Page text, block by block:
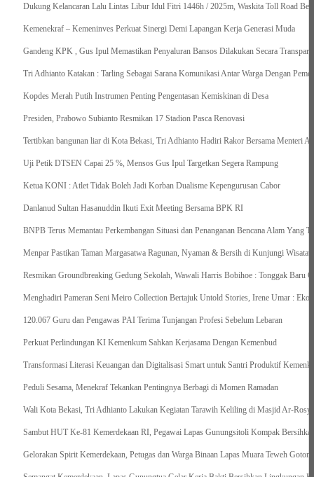
Dukung Kelancaran Lalu Lintas Libur Idul Fitri 1446h / 2025m, Waskita Toll Road
Kemenekraf – Kemeninves Perkuat Sinergi Demi Lapangan Kerja Generasi Muda
Gandeng KPK , Gus Ipul Memastikan Penyaluran Bansos Dilakukan Secara Transparan
Tri Adhianto Katakan : Tarling Sebagai Sarana Komunikasi Antar Warga Dengan
Kopdes Merah Putih Instrumen Penting Pengentasan Kemiskinan di Desa
Presiden, Prabowo Subianto Resmikan 17 Stadion Pasca Renovasi
Tertibkan bangunan liar di Kota Bekasi, Tri Adhianto Hadiri Rakor Bersama Menteri
Uji Petik DTSEN Capai 25 %, Mensos Gus Ipul Targetkan Segera Rampung
Ketua KONI : Atlet Tidak Boleh Jadi Korban Dualisme Kepengurusan Cabor
Danlanud Sultan Hasanuddin Ikuti Exit Meeting Bersama BPK RI
BNPB Terus Memantau Perkembangan Situasi dan Penanganan Bencana Alam Yang
Menpar Pastikan Taman Margasatwa Ragunan, Nyaman & Bersih di Kunjungi
Resmikan Groundbreaking Gedung Sekolah, Wawali Harris Bobihoe : Tonggak Baru
Menghadiri Pameran Seni Meiro Collection Bertajuk Untold Stories, Irene Umar :
120.067 Guru dan Pengawas PAI Terima Tunjangan Profesi Sebelum Lebaran
Perkuat Perlindungan KI Kemenkum Sahkan Kerjasama Dengan Kemenbud
Transformasi Literasi Keuangan dan Digitalisasi Smart untuk Santri Produktif
Peduli Sesama, Menekraf Tekankan Pentingnya Berbagi di Momen Ramadan
Wali Kota Bekasi, Tri Adhianto Lakukan Kegiatan Tarawih Keliling di Masjid Ar-
Sambut HUT Ke-81 Kemerdekaan RI, Pegawai Lapas Gunungsitoli Kompak
Gelorakan Spirit Kemerdekaan, Petugas dan Warga Binaan Lapas Muara Teweh